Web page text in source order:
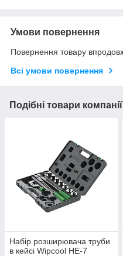
Умови повернення
Повернення товару
Всі умови повернення
Подібні товари компанії
Набір розширювача труби
в кейсі Wipcool HE-7